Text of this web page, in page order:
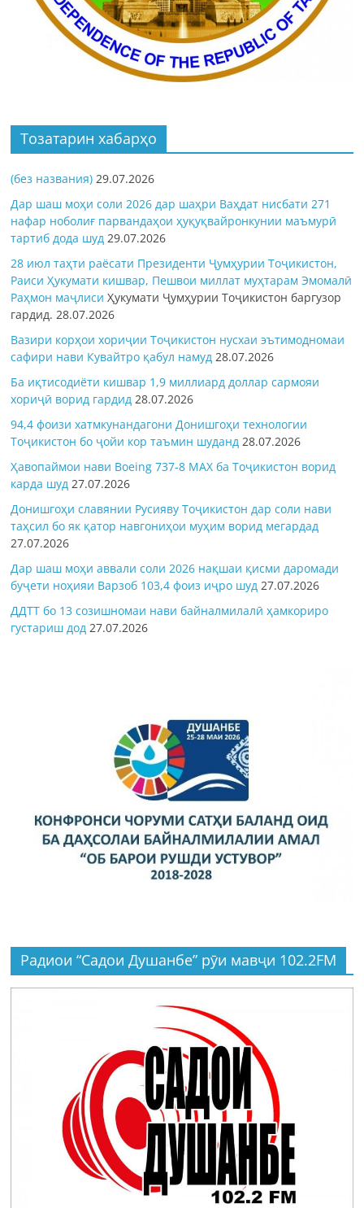
Тозатарин хабарҳо
(без названия) 29.07.2026
Дар шаш моҳи соли 2026 дар шаҳри Ваҳдат нисбати 271
нафар ноболиғ парвандаҳои ҳуқуқвайронкунии маъмурӣ
тартиб дода шуд 29.07.2026
28 июл таҳти раёсати Президенти Ҷумҳурии Тоҷикистон,
Раиси Ҳукумати кишвар, Пешвои миллат муҳтарам Эмомалӣ
Раҳмон маҷлисиҲукумати Ҷумҳурии Тоҷикистон баргузор
гардид. 28.07.2026
Вазири корҳои хориҷии Тоҷикистон нусхаи эътимодномаи
сафири нави Кувайтро қабул намуд 28.07.2026
Ба иқтисодиёти кишвар 1,9 миллиард доллар сармояи
хориҷӣ ворид гардид 28.07.2026
94,4 фоизи хатмкунандагони Донишгоҳи технологии
Тоҷикистон бо ҷойи кор таъмин шуданд 28.07.2026
Ҳавопаймои нави Boeing 737-8 MAX ба Тоҷикистон ворид
карда шуд 27.07.2026
Донишгоҳи славянии Русияву Тоҷикистон дар соли нави
таҳсил бо як қатор навгониҳои муҳим ворид мегардад
27.07.2026
Дар шаш моҳи аввали соли 2026 нақшаи қисми даромади
буҷети ноҳияи Варзоб 103,4 фоиз иҷро шуд 27.07.2026
ДДТТ бо 13 созишномаи нави байналмилалӣ ҳамкориро
густариш дод 27.07.2026
Радиои “Садои Душанбе” рӯи мавҷи 102.2FM